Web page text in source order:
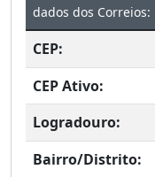
dados dos Correios:
CEP:
CEP Ativo:
Logradouro:
Bairro/Distrito: